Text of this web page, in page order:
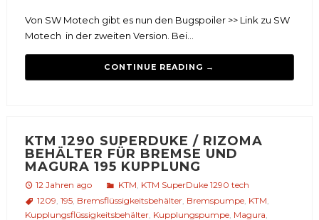
Von SW Motech gibt es nun den Bugspoiler >> Link zu SW
Motech in der zweiten Version. Bei...
CONTINUE READING →
KTM 1290 SUPERDUKE / RIZOMA
BEHÄLTER FÜR BREMSE UND
MAGURA 195 KUPPLUNG
12 Jahren ago KTM KTM SuperDuke 1290 tech
1209 195, Bremsflüssigkeitsbehälter, Bremspumpe, KTM
Kupplungsflüssigkeitsbehälter, Kupplungspumpe, Magura